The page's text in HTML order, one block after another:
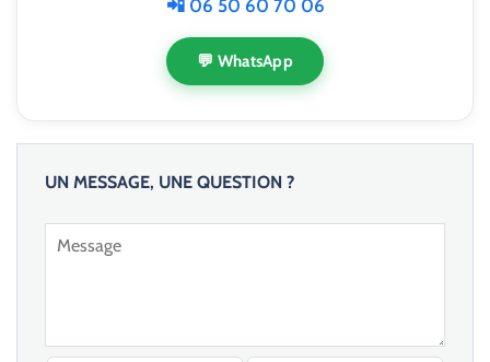
📲 06 50 60 70 06
💬 WhatsApp
UN MESSAGE, UNE QUESTION ?